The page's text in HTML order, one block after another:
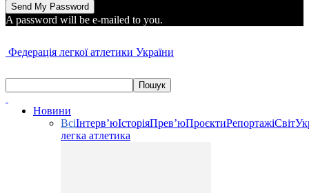
A password will be e-mailed to you.
Федерація легкої атлетики України
Новини
ВсіІнтерв’юІсторіяПрев’юПроєктиРепортажіСвіт
легка атлетика